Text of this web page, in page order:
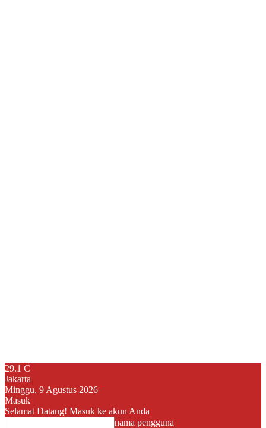
29.1 C
Jakarta
Minggu, 9 Agustus 2026
Masuk
Selamat Datang! Masuk ke akun Anda
nama pengguna